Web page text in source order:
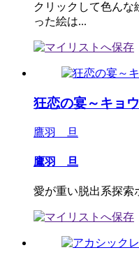
クリックして色んな
った絵は...
狂恋の宴～キョ
鷹羽 旦
鷹羽 旦
愛が重い脱出系探索